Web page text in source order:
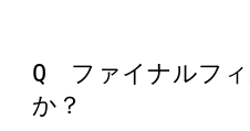
Q ファイナルフ
か？